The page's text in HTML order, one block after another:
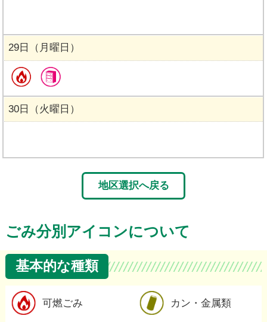
29日（月曜日）
30日（火曜日）
地区選択へ戻る
ごみ分別アイコンについて
基本的な種類
可燃ごみ
可燃ごみの詳細
カン・金属類